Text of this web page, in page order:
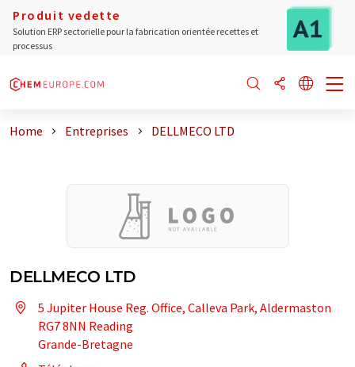
Produit vedette
Solution ERP sectorielle pour la fabrication orientée recettes et
processus
Home Entreprises DELLMECO LTD
DELLMECO LTD
5 Jupiter House Reg. Office, Calleva Park, Aldermaston
RG7 8NN Reading
Grande-Bretagne